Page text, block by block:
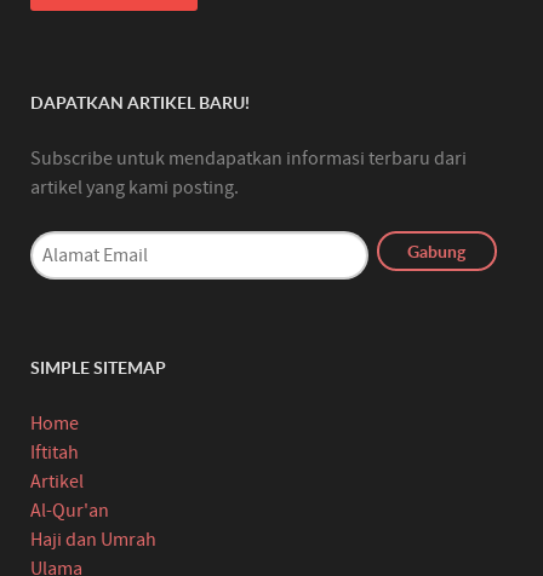
DAPATKAN ARTIKEL BARU!
Subscribe untuk mendapatkan informasi terbaru dari
artikel yang kami posting.
SIMPLE SITEMAP
Home
Iftitah
Artikel
Al-Qur'an
Haji dan Umrah
Ulama